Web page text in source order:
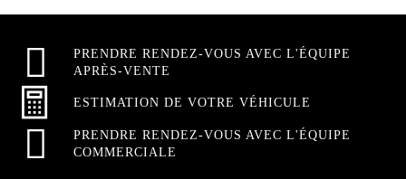
PRENDRE RENDEZ-VOUS AVEC L'ÉQUIPE
APRÈS-VENTE
ESTIMATION DE VOTRE VÉHICULE
PRENDRE RENDEZ-VOUS AVEC L'ÉQUIPE
COMMERCIALE